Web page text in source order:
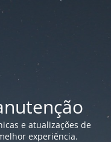
e atualizações de
experiência.